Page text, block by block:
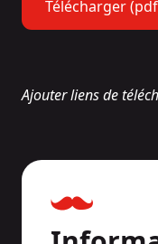
Télécharger
Ajouter liens de